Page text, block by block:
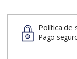
Política de
Pago